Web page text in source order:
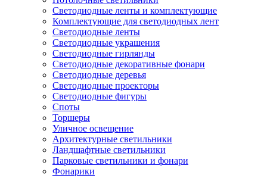
Светодиодные ленты и комплектующие
Комплектующие для светодиодных лент
Светодиодные ленты
Светодиодные украшения
Светодиодные гирлянды
Светодиодные декоративные фонари
Светодиодные деревья
Светодиодные проекторы
Светодиодные фигуры
Споты
Торшеры
Уличное освещение
Архитектурные светильники
Ландшафтные светильники
Парковые светильники и фонари
Фонарики